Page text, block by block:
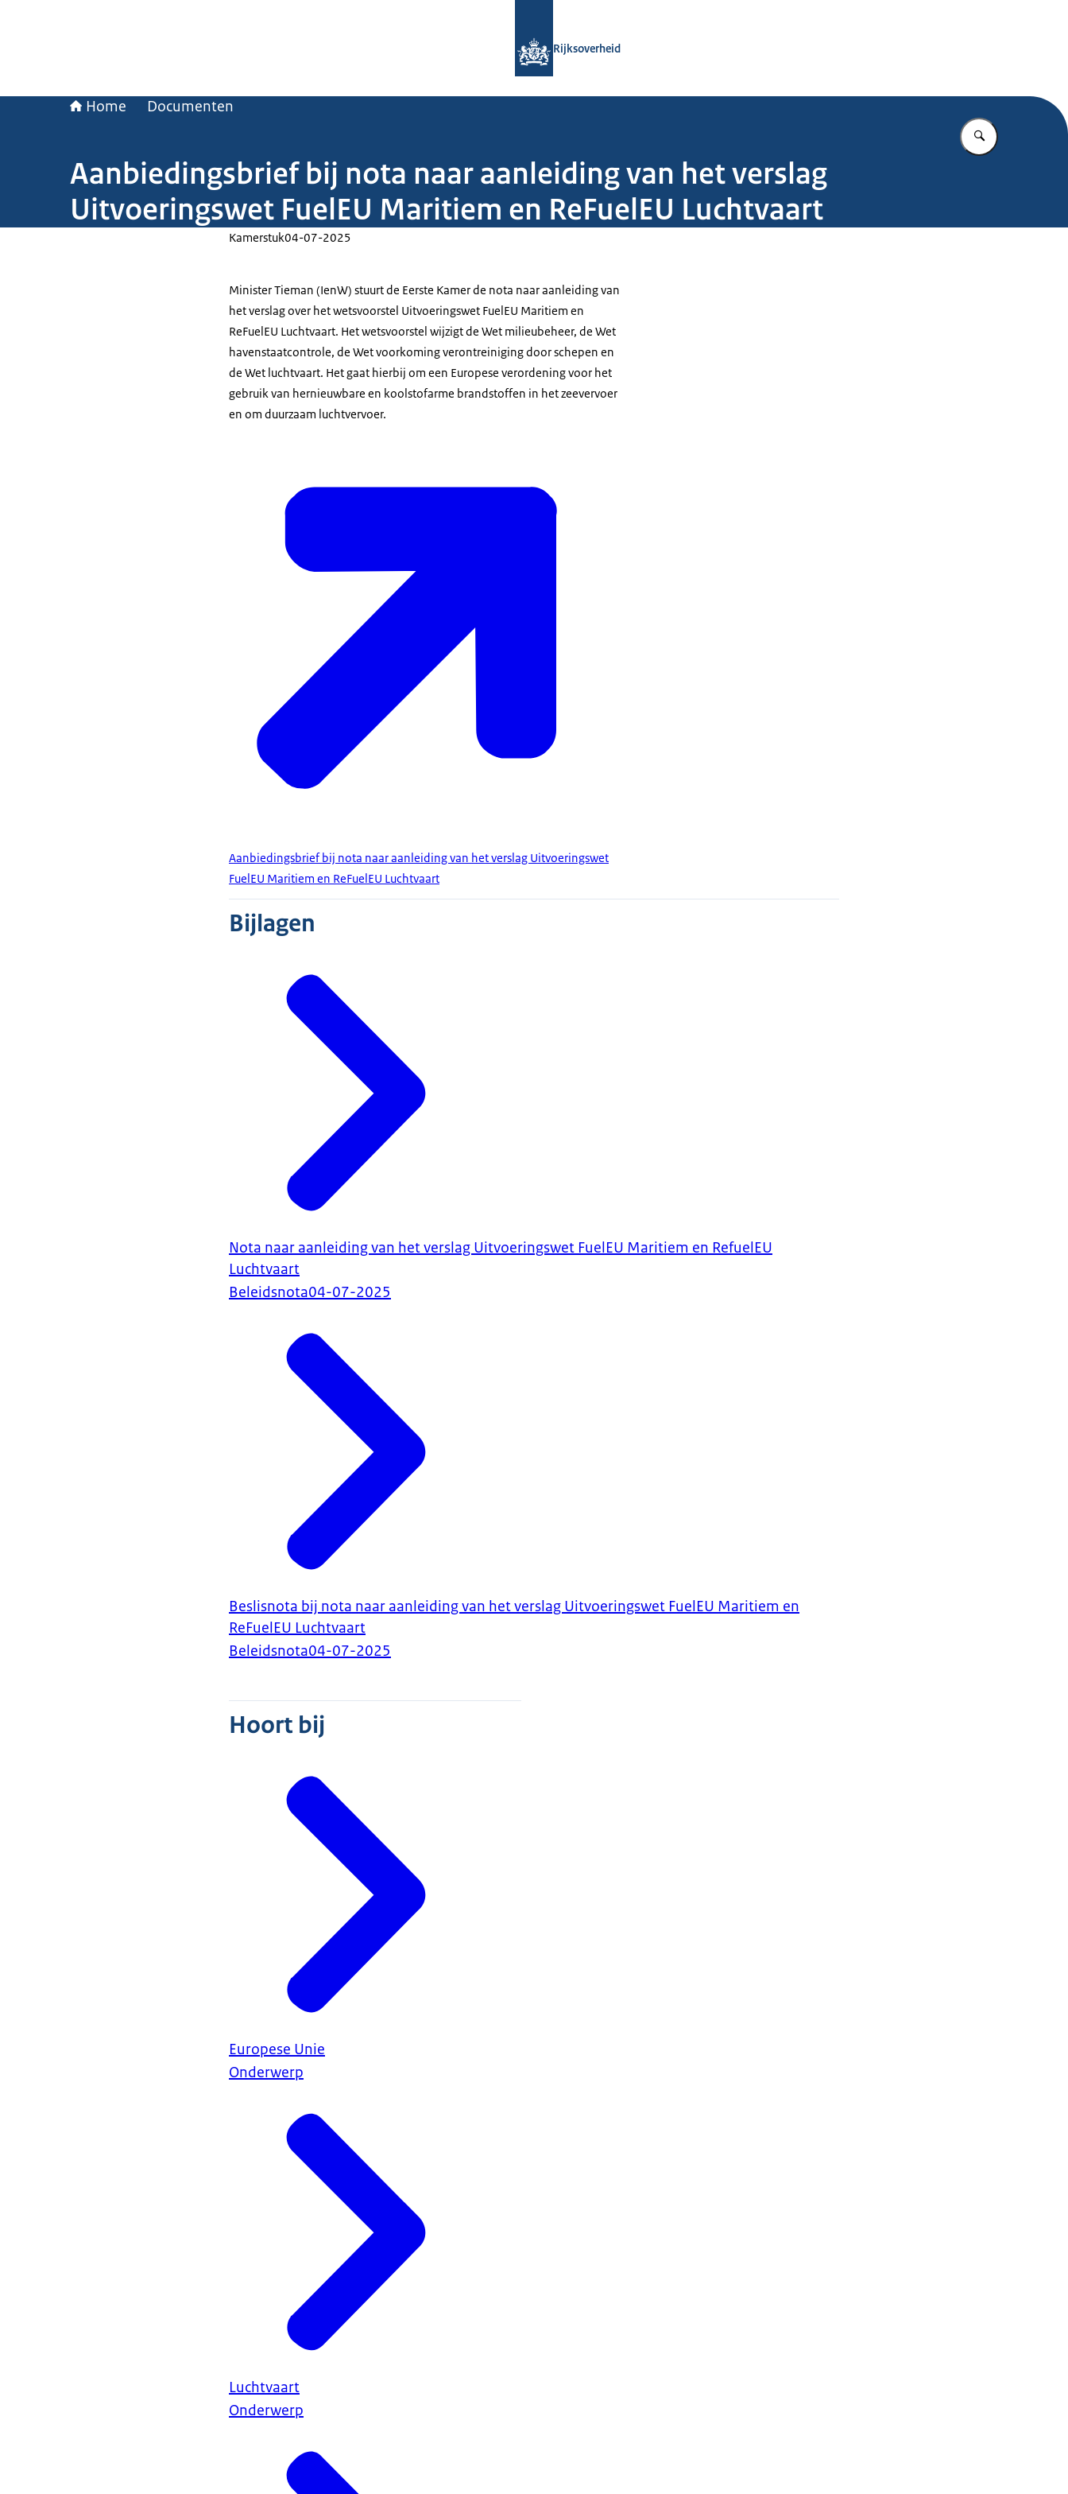
Rijksoverheid
Home Documenten
Vul in wat u
Aanbiedingsbrief bij nota naar aanleiding van het verslag
Uitvoeringswet FuelEU Maritiem en ReFuelEU Luchtvaart
Kamerstuk04-07-2025
Minister Tieman (IenW) stuurt de Eerste Kamer de nota naar aanleiding van
het verslag over het wetsvoorstel Uitvoeringswet FuelEU Maritiem en
ReFuelEU Luchtvaart. Het wetsvoorstel wijzigt de Wet milieubeheer, de Wet
havenstaatcontrole, de Wet voorkoming verontreiniging door schepen en
de Wet luchtvaart. Het gaat hierbij om een Europese verordening voor het
gebruik van hernieuwbare en koolstofarme brandstoffen in het zeevervoer
en om duurzaam luchtvervoer.
Aanbiedingsbrief bij nota naar aanleiding van het verslag Uitvoeringswet
FuelEU Maritiem en ReFuelEU Luchtvaart
Bijlagen
Nota naar aanleiding van het verslag Uitvoeringswet FuelEU Maritiem en RefuelEU
Luchtvaart
Beleidsnota04-07-2025
Beslisnota bij nota naar aanleiding van het verslag Uitvoeringswet FuelEU Maritiem en
ReFuelEU Luchtvaart
Beleidsnota04-07-2025
Hoort bij
Europese Unie
Onderwerp
Luchtvaart
Onderwerp